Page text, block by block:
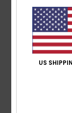
Virginie9.
Pleasant to the
Comfort: 5/5
Material: 5/5
US